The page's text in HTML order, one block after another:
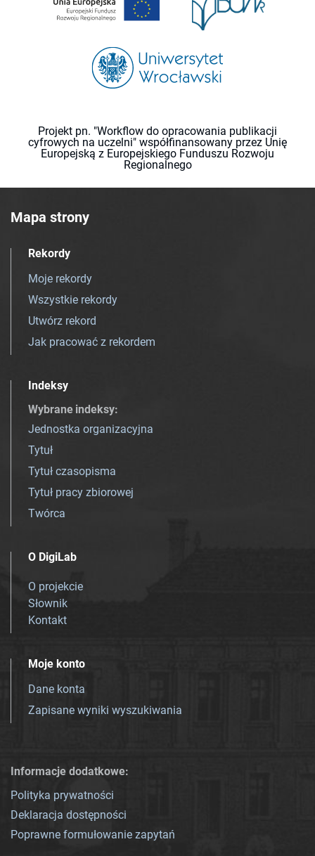
Projekt pn. "Workflow do opracowania publikacji
cyfrowych na uczelni" współfinansowany przez Unię
Europejską z Europejskiego Funduszu Rozwoju
Regionalnego
Mapa strony
Rekordy
Moje rekordy
Wszystkie rekordy
Utwórz rekord
Jak pracować z rekordem
Indeksy
Wybrane indeksy:
Jednostka organizacyjna
Tytuł
Tytuł czasopisma
Tytuł pracy zbiorowej
Twórca
O DigiLab
O projekcie
Słownik
Kontakt
Moje konto
Dane konta
Zapisane wyniki wyszukiwania
Informacje dodatkowe:
Polityka prywatności
Deklaracja dostępności
Poprawne formułowanie zapytań